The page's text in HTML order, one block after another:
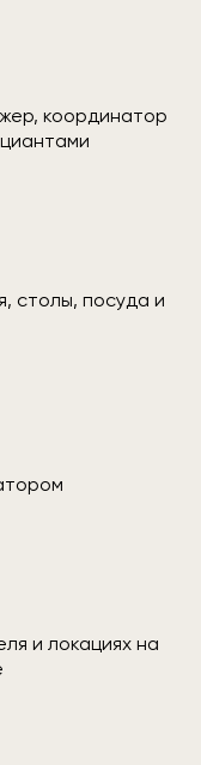
координатор
столы, посуда и
и локациях на